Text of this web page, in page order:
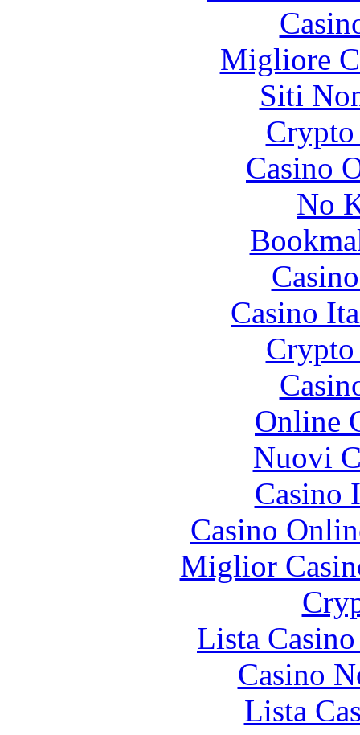
Migliore
Siti
Casino
No
Casino
Online
Nuovi
Casino
Casino
Miglior
Lista
Casino
Lista